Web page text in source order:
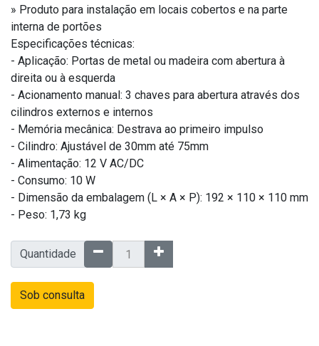
» Produto para instalação em locais cobertos e na parte
interna de portões
Especificações técnicas:
- Aplicação: Portas de metal ou madeira com abertura à
direita ou à esquerda
- Acionamento manual: 3 chaves para abertura através dos
cilindros externos e internos
- Memória mecânica: Destrava ao primeiro impulso
- Cilindro: Ajustável de 30mm até 75mm
- Alimentação: 12 V AC/DC
- Consumo: 10 W
- Dimensão da embalagem (L × A × P): 192 × 110 × 110 mm
- Peso: 1,73 kg
Quantidade
Sob consulta